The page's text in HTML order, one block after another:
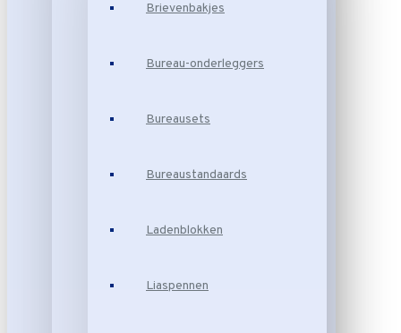
Brievenbakjes
Bureau-onderleggers
Bureausets
Bureaustandaards
Ladenblokken
Liaspennen